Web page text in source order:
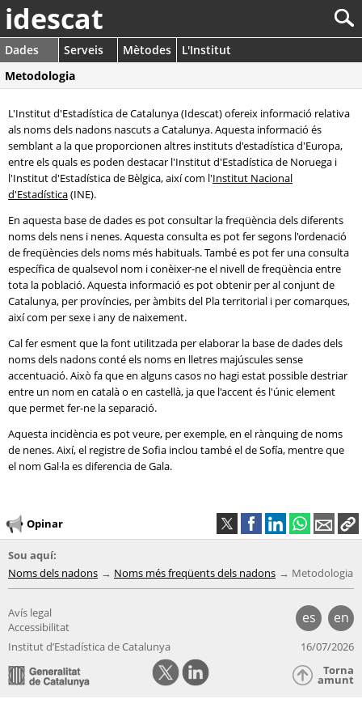
idescat
Dades Serveis Mètodes
L'Institut
Metodologia
L'Institut d'Estadística de Catalunya (Idescat) ofereix informació relativa
als noms dels nadons nascuts a Catalunya. Aquesta informació és
semblant a la que proporcionen altres instituts d'estadística d'Europa,
entre els quals es poden destacar l'Institut d'Estadística de Noruega i
l'Institut d'Estadística de Bèlgica, així com l'Institut Nacional
d'Estadística(INE).
En aquesta base de dades es pot consultar la freqüència dels diferents
noms dels nens i nenes. Aquesta consulta es pot fer segons l'ordenació
de freqüències dels noms més habituals. També es pot fer una consulta
específica de qualsevol nom i conèixer-ne el nivell de freqüència entre
tota la població. Aquesta informació es pot obtenir per al conjunt de
Catalunya, per províncies, per àmbits del Pla territorial i per comarques,
així com per sexe i any de naixement.
Cal fer esment que la font utilitzada per elaborar la base de dades dels
noms dels nadons conté els noms en lletres majúscules sense
accentuació. Això fa que en alguns casos no hagi estat possible destriar
entre un nom en català o en castellà, ja que l'accent és l'únic element
que permet fer-ne la separació.
Aquesta incidència es pot veure, per exemple, en el rànquing de noms
de nenes. Així, el registre de Sofia inclou també el de Sofía, mentre que
el nom Gal·la es diferencia de Gala.
Opinar
Sou aquí:
Noms dels nadons
Noms més freqüents dels nadons Metodologia
es en
Avís legal
Accessibilitat
Institut d’Estadística de Catalunya
16/07/2026
Torna
amunt